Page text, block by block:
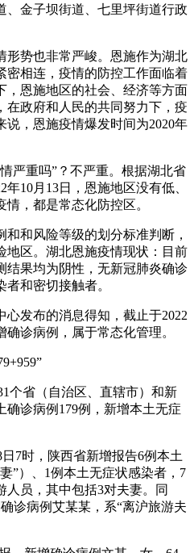
、金子坝街道、七里坪街道行政
形势也非常严峻。恩施作为湖北
密相连，疫情的防控工作面临着
，恩施地区的社会、经济等方面
在政府和人民的共同努力下，疫
，恩施疫情爆发时间为2020年
严重吗”？不严重。根据湖北省
10月13日，恩施地区没有低、
，都是常态化防控区。
和风险等级的划分标准判断，
地区。湖北恩施疫情现状：目前
结果均为阴性，无新冠肺炎确诊
和密切接触者。
发布的消息得知，截止于2022
诊病例，属于常态化管理。
个省（自治区、直辖市）和新
诊病例179例，新增本土无症
7时，陕西省新增报告6例本土
”）、1例本土无症状感染者，7
人员，其中包括3对夫妻。同
诊病例艾某某，系“离沪旅游夫